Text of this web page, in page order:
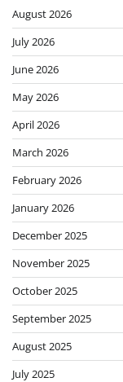
August 2026
July 2026
June 2026
May 2026
April 2026
March 2026
February 2026
January 2026
December 2025
November 2025
October 2025
September 2025
August 2025
July 2025